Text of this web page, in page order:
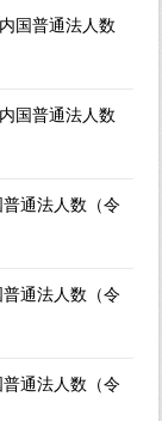
国普通法人数
国普通法人数
通法人数（令
通法人数（令
通法人数（令